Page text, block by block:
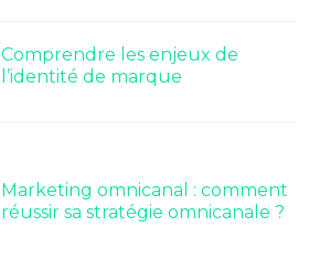
Comprendre les enjeux de
l’identité de marque
Marketing omnicanal : comment
réussir sa stratégie omnicanale ?